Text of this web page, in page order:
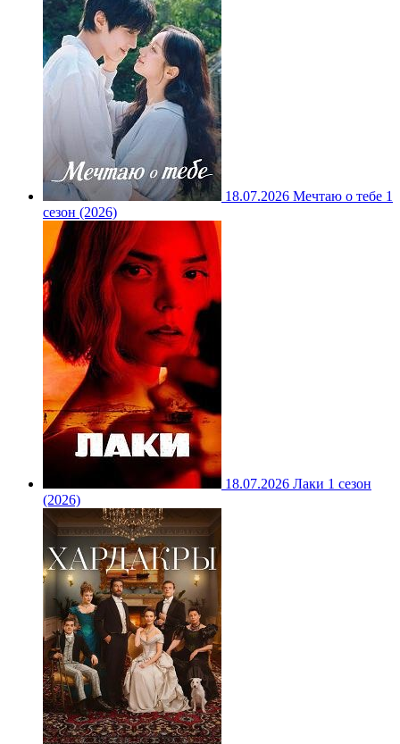
18.07.2026 Мечтаю о тебе 1
сезон (2026)
18.07.2026 Лаки 1 сезон
(2026)